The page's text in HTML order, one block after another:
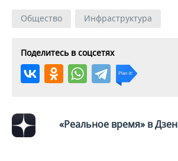
Общество Инфраструктура
Поделитесь в соцсетях
«Реальное время» в Дзен